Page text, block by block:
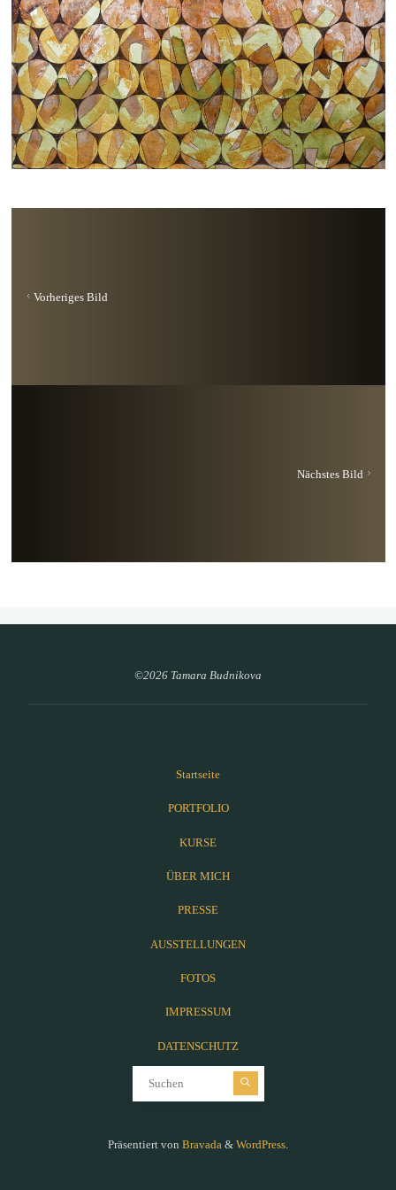
Vorheriges Bild
Nächstes Bild
©2026 Tamara Budnikova
Startseite
PORTFOLIO
KURSE
ÜBER MICH
PRESSE
AUSSTELLUNGEN
FOTOS
IMPRESSUM
DATENSCHUTZ
Präsentiert von Bravada & WordPress